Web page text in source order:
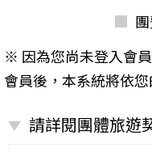
※ 因為您尚未登入會
會員後，本系統將依
請詳閱團體旅遊